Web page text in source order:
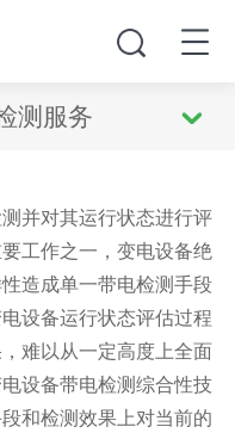
测服务
并对其运行状态进行评
工作之一，变电设备绝
造成单一带电检测手段
设备运行状态评估过程
难以从一定高度上全面
设备带电检测综合性技
和检测效果上对当前的